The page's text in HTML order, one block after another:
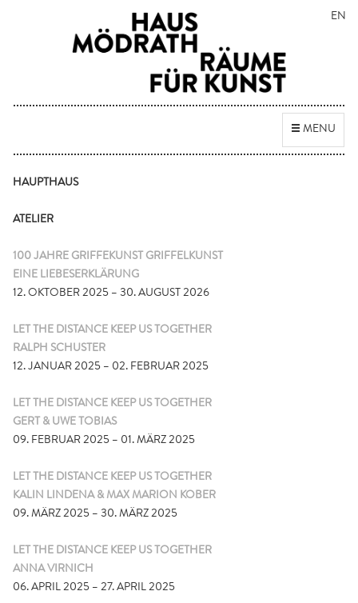
EN
Toggle
navigation
MENU
HAUPTHAUS
ATELIER
100 JAHRE GRIFFEKUNST GRIFFELKUNST
EINE LIEBESERKLÄRUNG
12. OKTOBER 2025 – 30. AUGUST 2026
LET THE DISTANCE KEEP US TOGETHER
RALPH SCHUSTER
12. JANUAR 2025 – 02. FEBRUAR 2025
LET THE DISTANCE KEEP US TOGETHER
GERT & UWE TOBIAS
09. FEBRUAR 2025 – 01. MÄRZ 2025
LET THE DISTANCE KEEP US TOGETHER
KALIN LINDENA & MAX MARION KOBER
09. MÄRZ 2025 – 30. MÄRZ 2025
LET THE DISTANCE KEEP US TOGETHER
ANNA VIRNICH
06. APRIL 2025 – 27. APRIL 2025